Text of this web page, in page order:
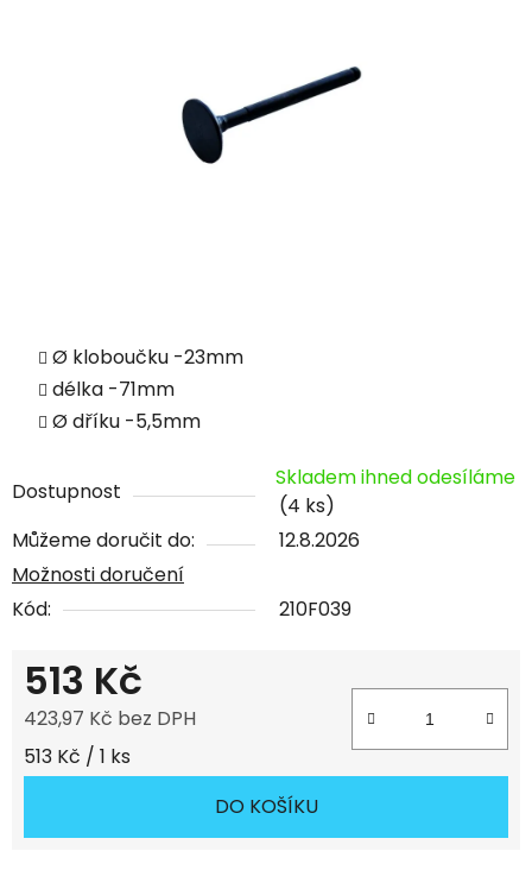
Ø kloboučku -23mm
délka -71mm
Ø dříku -5,5mm
Dostupnost
Skladem ihned odesíláme
(4 ks)
Můžeme doručit do:
12.8.2026
Možnosti doručení
Kód:
210F039
513 Kč
423,97 Kč bez DPH
Měrná cena:
513 Kč / 1 ks
DO KOŠÍKU